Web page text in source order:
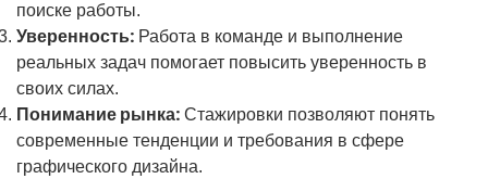
поиске работы.
Уверенность: Работа в команде и выполнение
реальных задач помогает повысить уверенность в
своих силах.
Понимание рынка: Стажировки позволяют понять
современные тенденции и требования в сфере
графического дизайна.